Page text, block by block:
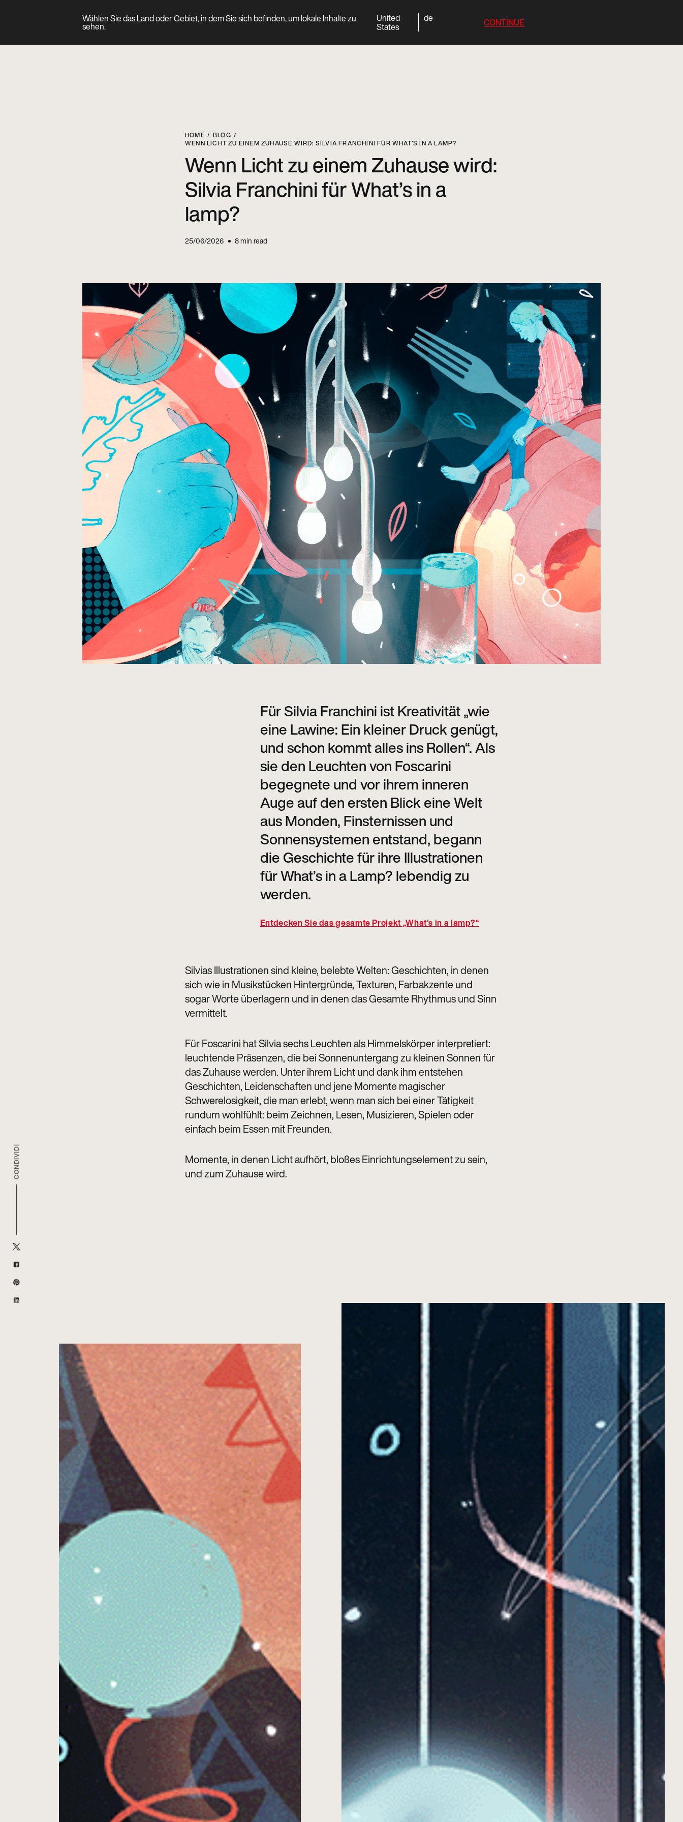
Wählen Sie das Land oder Gebiet, in dem Sie sich befinden, um lokale Inhalte zu
sehen.
United
States
de CONTINUE
Produkt
CONDIVIDI
HOME
BLOG
WENN LICHT ZU EINEM ZUHAUSE WIRD: SILVIA FRANCHINI FÜR WHAT’S IN A LAMP?
Wenn Licht zu einem Zuhause wird:
Silvia Franchini für What’s in a
lamp?
25/06/2026 8min read
Für Silvia Franchini ist Kreativität „wie
eine Lawine: Ein kleiner Druck genügt,
und schon kommt alles ins Rollen“. Als
sie den Leuchten von Foscarini
begegnete und vor ihrem inneren
Auge auf den ersten Blick eine Welt
aus Monden, Finsternissen und
Sonnensystemen entstand, begann
die Geschichte für ihre Illustrationen
für What’s in a Lamp? lebendig zu
werden.
Entdecken Sie das gesamte Projekt „What’s in a lamp?“
Silvias Illustrationen sind kleine, belebte Welten: Geschichten, in denen
sich wie in Musikstücken Hintergründe, Texturen, Farbakzente und
sogar Worte überlagern und in denen das Gesamte Rhythmus und Sinn
vermittelt.
Für Foscarini hat Silvia sechs Leuchten als Himmelskörper interpretiert:
leuchtende Präsenzen, die bei Sonnenuntergang zu kleinen Sonnen für
das Zuhause werden. Unter ihrem Licht und dank ihm entstehen
Geschichten, Leidenschaften und jene Momente magischer
Schwerelosigkeit, die man erlebt, wenn man sich bei einer Tätigkeit
rundum wohlfühlt: beim Zeichnen, Lesen, Musizieren, Spielen oder
einfach beim Essen mit Freunden.
Momente, in denen Licht aufhört, bloßes Einrichtungselement zu sein,
und zum Zuhause wird.